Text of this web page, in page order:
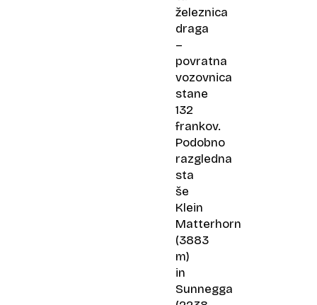
železnica
draga
–
povratna
vozovnica
stane
132
frankov.
Podobno
razgledna
sta
še
Klein
Matterhorn
(3883
m)
in
Sunnegga